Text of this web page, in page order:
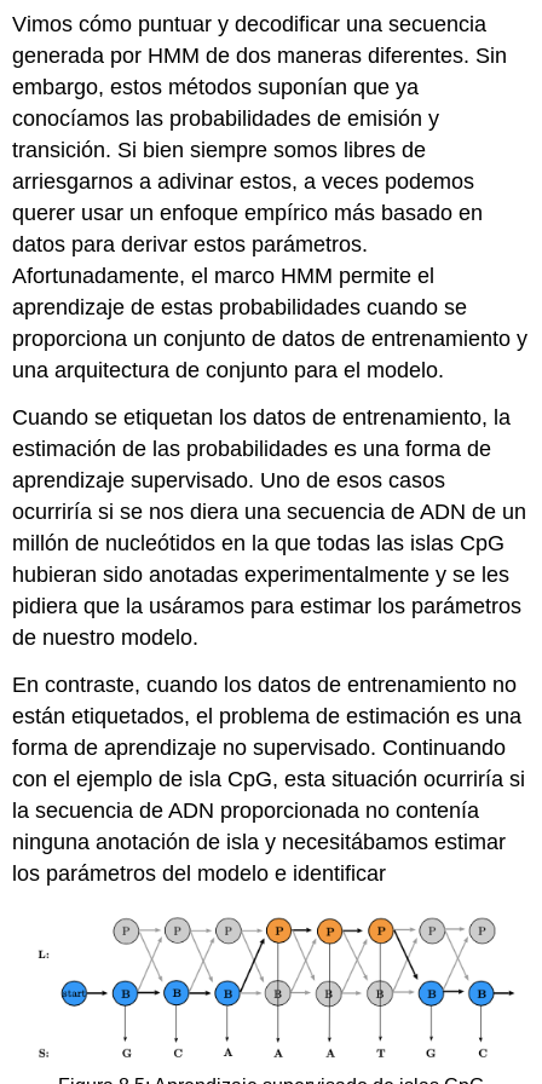
Vimos cómo puntuar y decodificar una secuencia
generada por HMM de dos maneras diferentes. Sin
embargo, estos métodos suponían que ya
conocíamos las probabilidades de emisión y
transición. Si bien siempre somos libres de
arriesgarnos a adivinar estos, a veces podemos
querer usar un enfoque empírico más basado en
datos para derivar estos parámetros.
Afortunadamente, el marco HMM permite el
aprendizaje de estas probabilidades cuando se
proporciona un conjunto de datos de entrenamiento y
una arquitectura de conjunto para el modelo.
Cuando se etiquetan los datos de entrenamiento, la
estimación de las probabilidades es una forma de
aprendizaje supervisado. Uno de esos casos
ocurriría si se nos diera una secuencia de ADN de un
millón de nucleótidos en la que todas las islas CpG
hubieran sido anotadas experimentalmente y se les
pidiera que la usáramos para estimar los parámetros
de nuestro modelo.
En contraste, cuando los datos de entrenamiento no
están etiquetados, el problema de estimación es una
forma de aprendizaje no supervisado. Continuando
con el ejemplo de isla CpG, esta situación ocurriría si
la secuencia de ADN proporcionada no contenía
ninguna anotación de isla y necesitábamos estimar
los parámetros del modelo e identificar